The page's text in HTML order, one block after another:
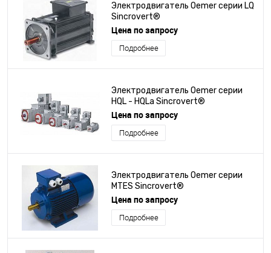
Электродвигатель Oemer серии LQ
Sincrovert®
Цена по запросу
Подробнее
Электродвигатель Oemer серии
HQL - HQLa Sincrovert®
Цена по запросу
Подробнее
Электродвигатель Oemer серии
MTES Sincrovert®
Цена по запросу
Подробнее